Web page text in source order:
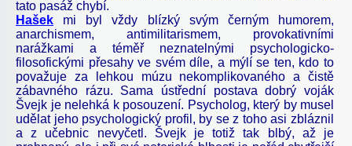
tato pasáž chybí.
Hašek mi byl vždy blízký svým černým humorem,
anarchismem, antimilitarismem, provokativními
narážkami a téměř neznatelnými psychologicko-
filosofickými přesahy ve svém díle, a mýlí se ten, kdo to
považuje za lehkou múzu nekomplikovaného a čistě
zábavného rázu. Sama ústřední postava dobrý voják
Švejk je nelehká k posouzení. Psycholog, který by musel
udělat jeho psychologický profil, by se z toho asi zbláznil
a z učebnic nevyčetl. Švejk je totiž tak blbý, až je